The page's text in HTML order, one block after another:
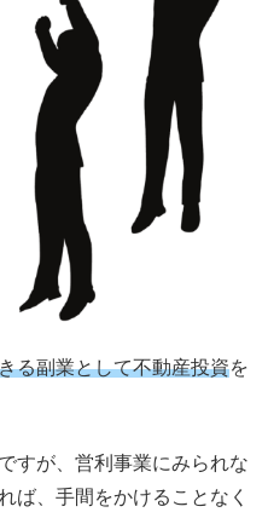
る副業として不動産投資を
すが、営利事業にみられな
ば、手間をかけることなく